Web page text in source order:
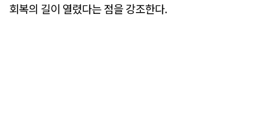
회복의 길이 열렸다는 점을 강조한다.